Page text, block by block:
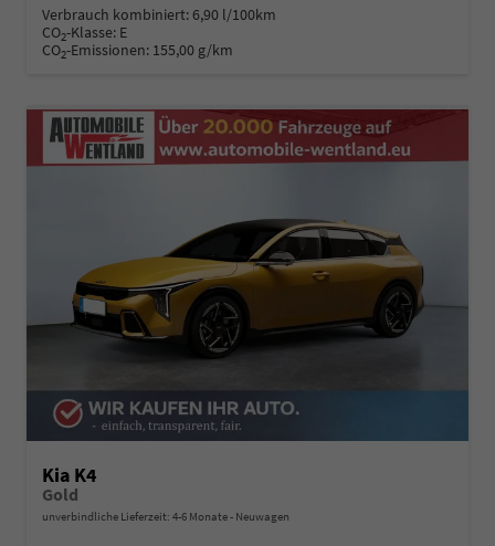
Verbrauch kombiniert:6,90 l/100km
CO2-Klasse: E
CO2-Emissionen: 155,00 g/km
Kia K4
Gold
unverbindliche Lieferzeit: 4-6 Monate Neuwagen